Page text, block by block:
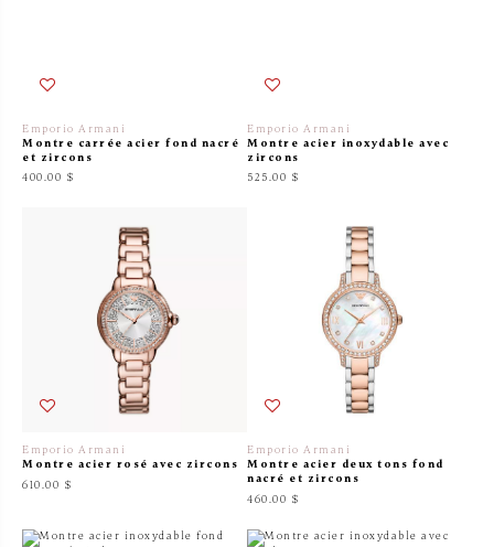
Emporio Armani
Montre carrée acier fond nacré
et zircons
400.00 $
Emporio Armani
Montre acier inoxydable avec
zircons
525.00 $
Emporio Armani
Montre acier rosé avec zircons
610.00 $
Emporio Armani
Montre acier deux tons fond
nacré et zircons
460.00 $